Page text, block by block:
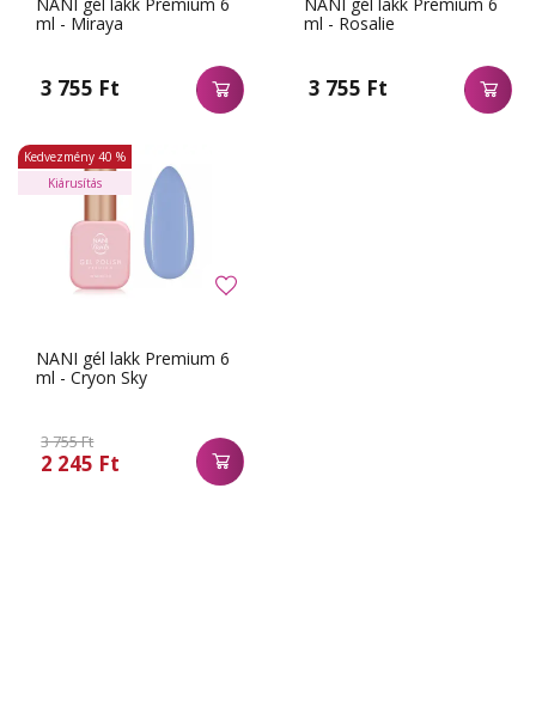
ml - Miraya
3 755 Ft
ml - Rosalie
3 755 Ft
NANI gél lakk Premium 6
ml - Cryon Sky
3 755 Ft
2 245 Ft
Kedvezmény 40 %
Kiárusítás